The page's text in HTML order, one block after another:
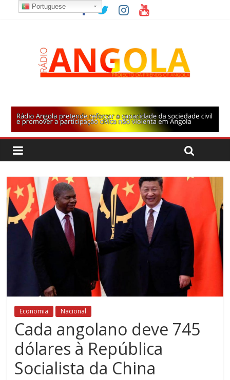
Economia Nacional
Cada angolano deve 745
dólares à República
Socialista da China
Portuguese